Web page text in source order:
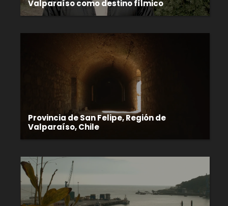
Valparaíso como destino fílmico
Provincia de San Felipe, Región de
Valparaíso, Chile